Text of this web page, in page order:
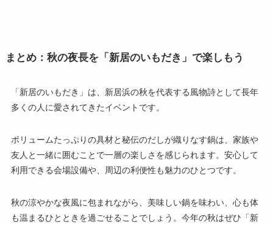
まとめ：秋の夜長を「新居のいもだき」で楽しもう
「新居のいもだき」は、新居浜の秋を代表する風物詩として長年
多くの人に愛されてきたイベントです。
ボリュームたっぷりの具材と秘伝のだしが織りなす鍋は、家族や
友人と一緒に囲むことで一層の楽しさを感じられます。安心して
利用できる会場設備や、周辺の利便性も魅力のひとつです。
秋の涼やかな夜風に包まれながら、美味しい鍋を味わい、心も体
も温まるひとときを過ごせることでしょう。今年の秋はぜひ「新